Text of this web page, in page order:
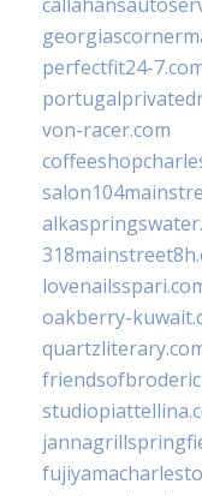
perfectfit24-
von-racer.com
oakberry-